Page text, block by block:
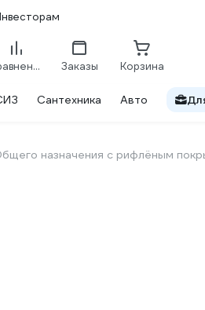
Сравнение Заказы Корзина
Сантехника Авто
назначения с рифлёным